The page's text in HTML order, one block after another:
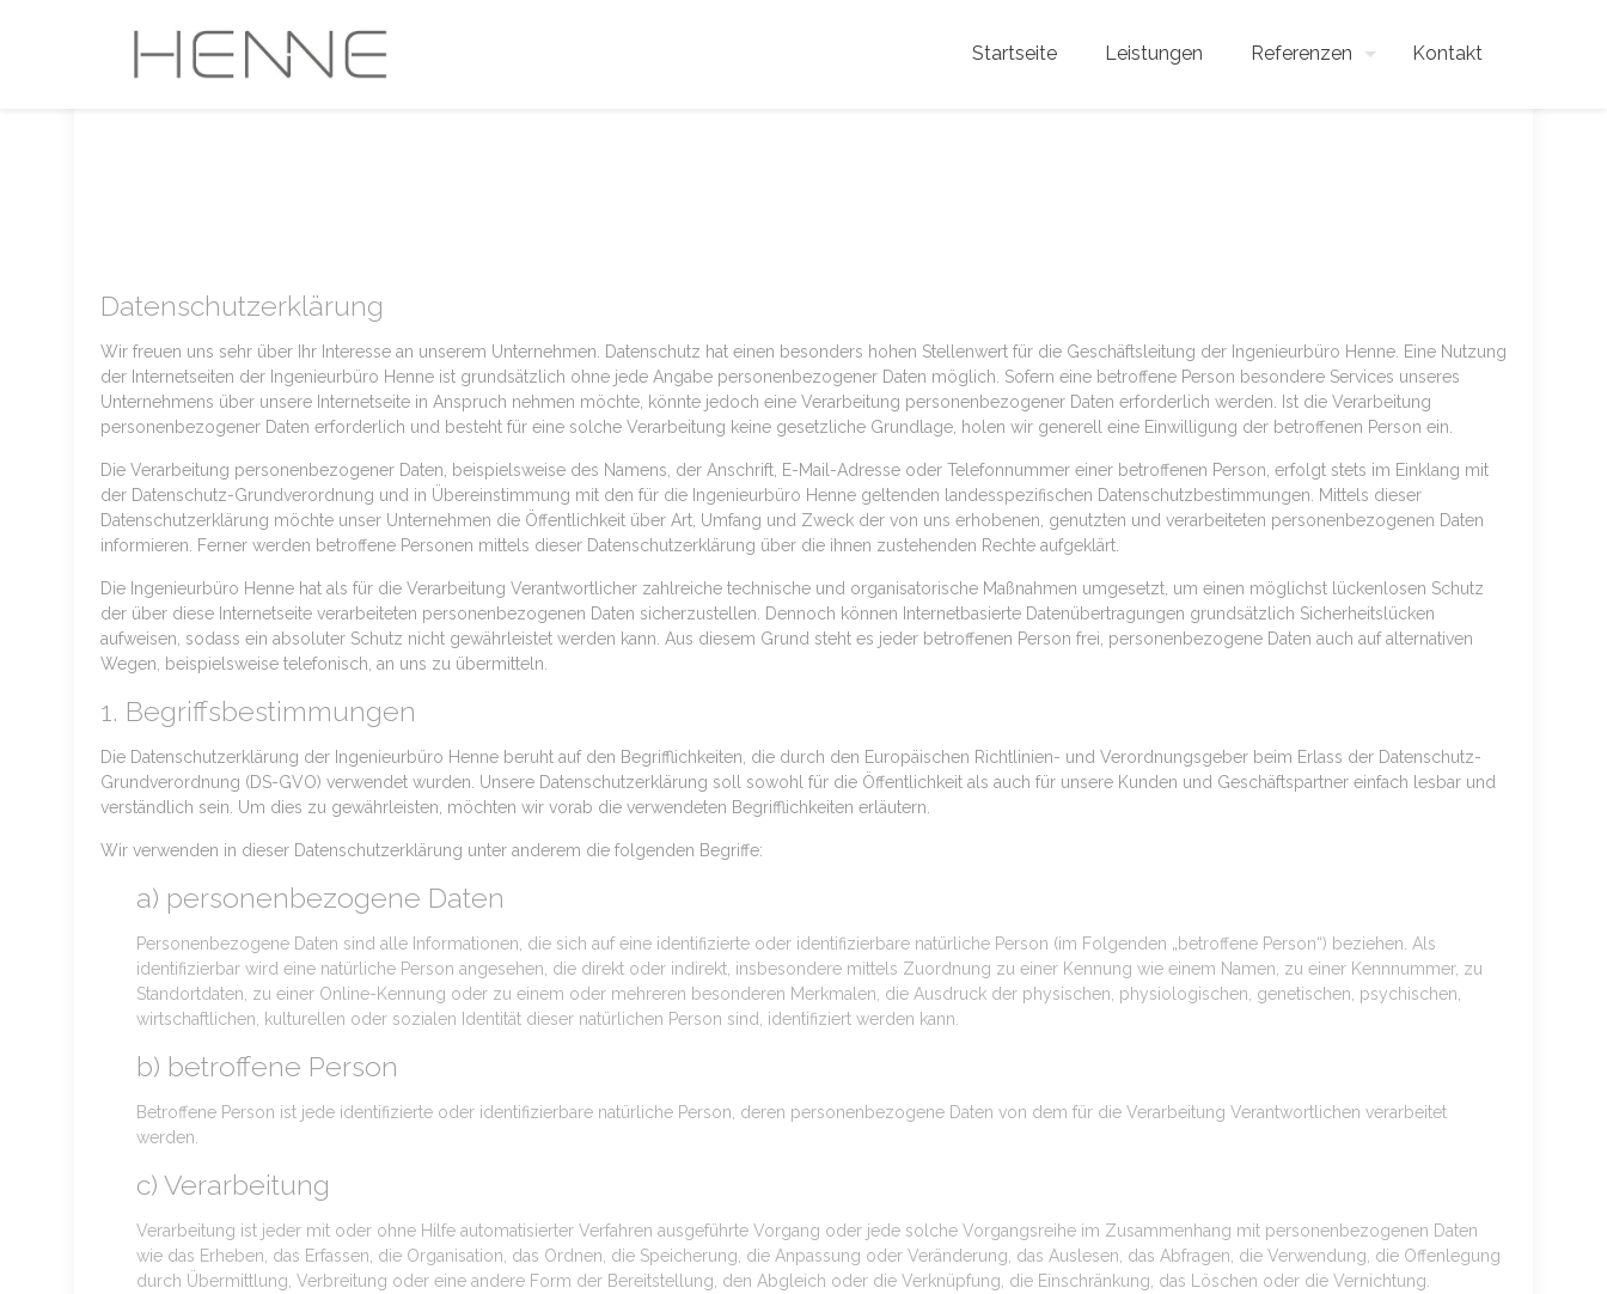
Startseite Leistungen Referenzen Kontakt
Datenschutzerklärung
Wir freuen uns sehr über Ihr Interesse an unserem Unternehmen. Datenschutz hat einen besonders hohen Stellenwert für die Geschäftsleitung der Ingenieurbüro Henne. Eine Nutzung
der Internetseiten der Ingenieurbüro Henne ist grundsätzlich ohne jede Angabe personenbezogener Daten möglich. Sofern eine betroffene Person besondere Services unseres
Unternehmens über unsere Internetseite in Anspruch nehmen möchte, könnte jedoch eine Verarbeitung personenbezogener Daten erforderlich werden. Ist die Verarbeitung
personenbezogener Daten erforderlich und besteht für eine solche Verarbeitung keine gesetzliche Grundlage, holen wir generell eine Einwilligung der betroffenen Person ein.
Die Verarbeitung personenbezogener Daten, beispielsweise des Namens, der Anschrift, E-Mail-Adresse oder Telefonnummer einer betroffenen Person, erfolgt stets im Einklang mit
der Datenschutz-Grundverordnung und in Übereinstimmung mit den für die Ingenieurbüro Henne geltenden landesspezifischen Datenschutzbestimmungen. Mittels dieser
Datenschutzerklärung möchte unser Unternehmen die Öffentlichkeit über Art, Umfang und Zweck der von uns erhobenen, genutzten und verarbeiteten personenbezogenen Daten
informieren. Ferner werden betroffene Personen mittels dieser Datenschutzerklärung über die ihnen zustehenden Rechte aufgeklärt.
Die Ingenieurbüro Henne hat als für die Verarbeitung Verantwortlicher zahlreiche technische und organisatorische Maßnahmen umgesetzt, um einen möglichst lückenlosen Schutz
der über diese Internetseite verarbeiteten personenbezogenen Daten sicherzustellen. Dennoch können Internetbasierte Datenübertragungen grundsätzlich Sicherheitslücken
aufweisen, sodass ein absoluter Schutz nicht gewährleistet werden kann. Aus diesem Grund steht es jeder betroffenen Person frei, personenbezogene Daten auch auf alternativen
Wegen, beispielsweise telefonisch, an uns zu übermitteln.
1. Begriffsbestimmungen
Die Datenschutzerklärung der Ingenieurbüro Henne beruht auf den Begrifflichkeiten, die durch den Europäischen Richtlinien- und Verordnungsgeber beim Erlass der Datenschutz-
Grundverordnung (DS-GVO) verwendet wurden. Unsere Datenschutzerklärung soll sowohl für die Öffentlichkeit als auch für unsere Kunden und Geschäftspartner einfach lesbar und
verständlich sein. Um dies zu gewährleisten, möchten wir vorab die verwendeten Begrifflichkeiten erläutern.
Wir verwenden in dieser Datenschutzerklärung unter anderem die folgenden Begriffe:
a) personenbezogene Daten
Personenbezogene Daten sind alle Informationen, die sich auf eine identifizierte oder identifizierbare natürliche Person (im Folgenden „betroffene Person“) beziehen. Als
identifizierbar wird eine natürliche Person angesehen, die direkt oder indirekt, insbesondere mittels Zuordnung zu einer Kennung wie einem Namen, zu einer Kennnummer, zu
Standortdaten, zu einer Online-Kennung oder zu einem oder mehreren besonderen Merkmalen, die Ausdruck der physischen, physiologischen, genetischen, psychischen,
wirtschaftlichen, kulturellen oder sozialen Identität dieser natürlichen Person sind, identifiziert werden kann.
b) betroffene Person
Betroffene Person ist jede identifizierte oder identifizierbare natürliche Person, deren personenbezogene Daten von dem für die Verarbeitung Verantwortlichen verarbeitet
werden.
c) Verarbeitung
Verarbeitung ist jeder mit oder ohne Hilfe automatisierter Verfahren ausgeführte Vorgang oder jede solche Vorgangsreihe im Zusammenhang mit personenbezogenen Daten
wie das Erheben, das Erfassen, die Organisation, das Ordnen, die Speicherung, die Anpassung oder Veränderung, das Auslesen, das Abfragen, die Verwendung, die Offenlegung
durch Übermittlung, Verbreitung oder eine andere Form der Bereitstellung, den Abgleich oder die Verknüpfung, die Einschränkung, das Löschen oder die Vernichtung.